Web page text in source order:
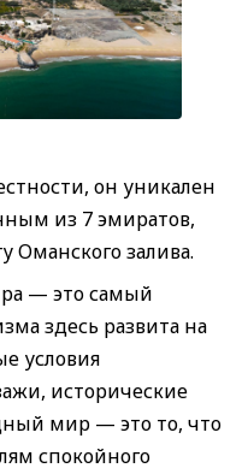
он уникален
из 7 эмиратов,
Оманского залива.
— это самый
здесь развита на
условия
исторические
мир — это то, что
спокойного